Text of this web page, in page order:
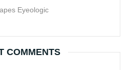
Eyeologic
COMMENTS